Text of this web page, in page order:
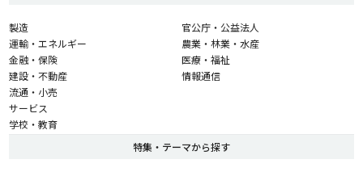
製造
運輸・エネルギー
金融・保険
建設・不動産
流通・小売
サービス
学校・教育
官公庁・公益法人
農業・林業・水産
医療・福祉
情報通信
特集・テーマから探す